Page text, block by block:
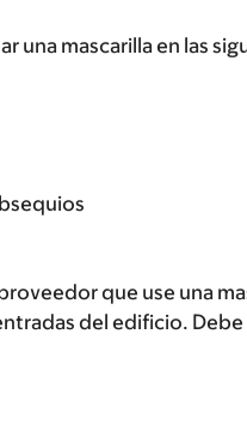
una mascarilla en las
que use una
del edificio.